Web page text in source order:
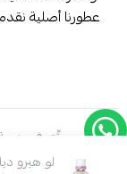
لو هيرو
عطورنا أصلية
موثّق في